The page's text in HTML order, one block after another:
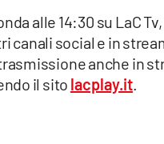
alle 14:30 su LaC Tv,
canali social e in
anche in
il sito lacplay.it.